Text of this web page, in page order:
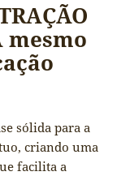
mesmo
sólida para a
criando uma
facilita a